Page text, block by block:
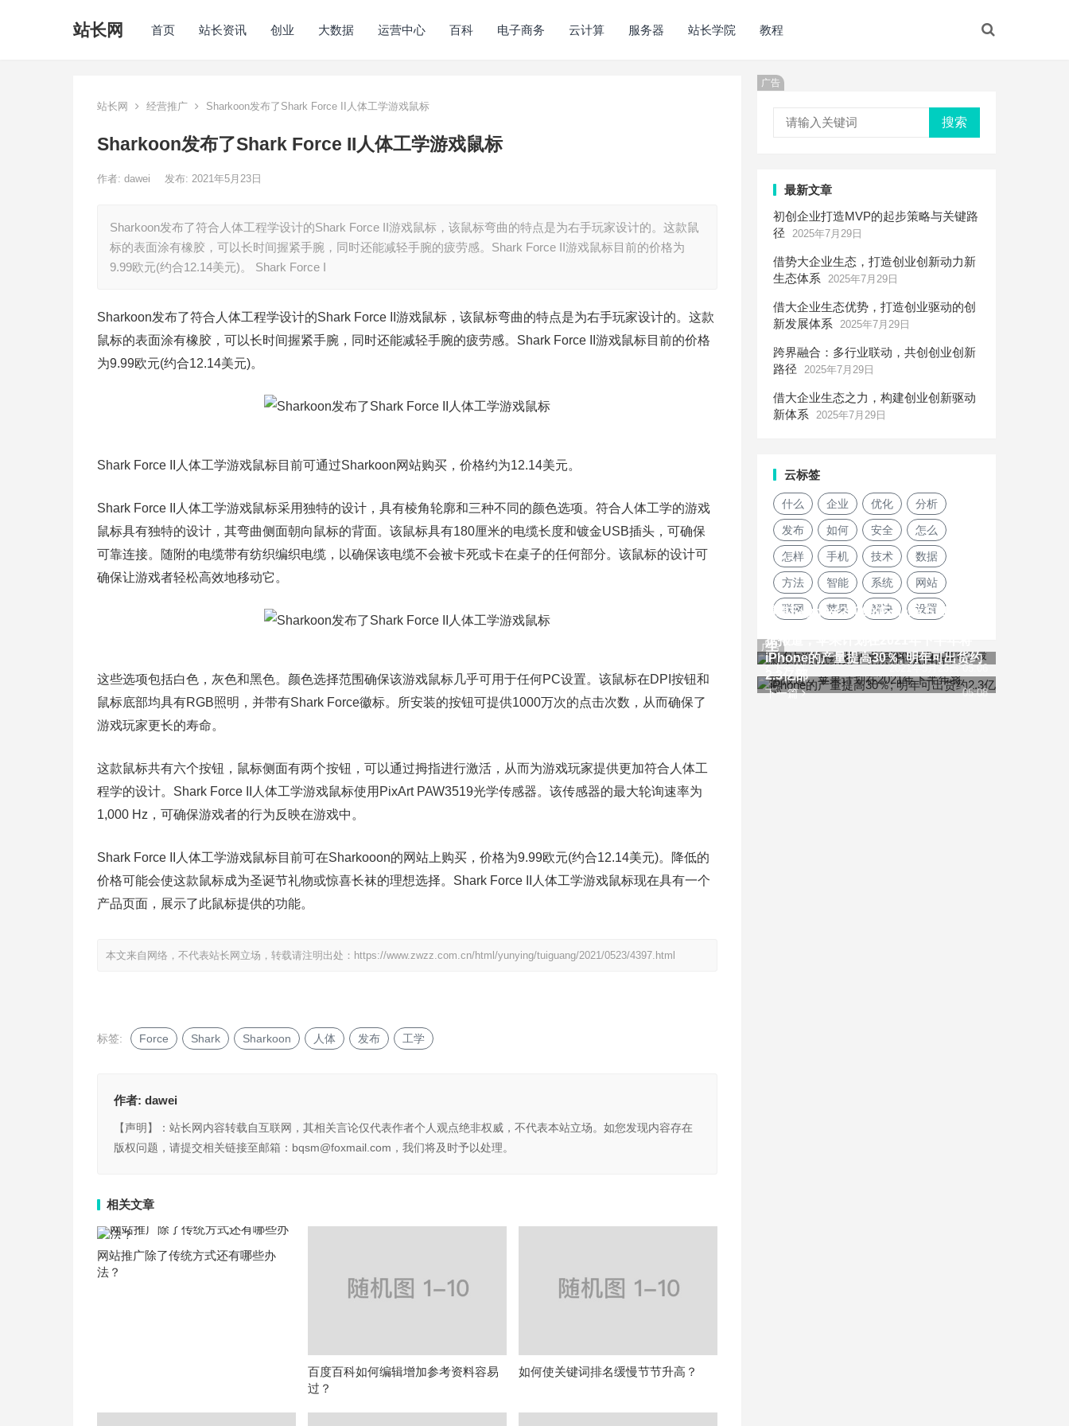
站长网 首页 站长资讯 创业 大数据 运营中心 百科 电子商务 云计算 服务器 站长学院 教程
站长网 经营推广 Sharkoon发布了Shark Force II人体工学游戏鼠标
Sharkoon发布了Shark Force II人体工学游戏鼠标
作者: dawei 发布: 2021年5月23日
Sharkoon发布了符合人体工程学设计的Shark Force II游戏鼠标，该鼠标弯曲的特点是为右手玩家设计的。这款鼠
标的表面涂有橡胶，可以长时间握紧手腕，同时还能减轻手腕的疲劳感。Shark Force II游戏鼠标目前的价格为
9.99欧元(约合12.14美元)。 Shark Force I
Sharkoon发布了符合人体工程学设计的Shark Force II游戏鼠标，该鼠标弯曲的特点是为右手玩家设计的。这款
鼠标的表面涂有橡胶，可以长时间握紧手腕，同时还能减轻手腕的疲劳感。Shark Force II游戏鼠标目前的价格
为9.99欧元(约合12.14美元)。
Shark Force II人体工学游戏鼠标目前可通过Sharkoon网站购买，价格约为12.14美元。
Shark Force II人体工学游戏鼠标采用独特的设计，具有棱角轮廓和三种不同的颜色选项。符合人体工学的游戏
鼠标具有独特的设计，其弯曲侧面朝向鼠标的背面。该鼠标具有180厘米的电缆长度和镀金USB插头，可确保
可靠连接。随附的电缆带有纺织编织电缆，以确保该电缆不会被卡死或卡在桌子的任何部分。该鼠标的设计可
确保让游戏者轻松高效地移动它。
这些选项包括白色，灰色和黑色。颜色选择范围确保该游戏鼠标几乎可用于任何PC设置。该鼠标在DPI按钮和
鼠标底部均具有RGB照明，并带有Shark Force徽标。所安装的按钮可提供1000万次的点击次数，从而确保了
游戏玩家更长的寿命。
这款鼠标共有六个按钮，鼠标侧面有两个按钮，可以通过拇指进行激活，从而为游戏玩家提供更加符合人体工
程学的设计。Shark Force II人体工学游戏鼠标使用PixArt PAW3519光学传感器。该传感器的最大轮询速率为
1,000 Hz，可确保游戏者的行为反映在游戏中。
Shark Force II人体工学游戏鼠标目前可在Sharkooon的网站上购买，价格为9.99欧元(约合12.14美元)。降低的
价格可能会使这款鼠标成为圣诞节礼物或惊喜长袜的理想选择。Shark Force II人体工学游戏鼠标现在具有一个
产品页面，展示了此鼠标提供的功能。
本文来自网络，不代表站长网立场，转载请注明出处： https://www.zwzz.com.cn/html/yunying/tuiguang/2021/0523/4397.html
标签: Force Shark Sharkoon 人体 发布 工学
作者: dawei
【声明】：站长网内容转载自互联网，其相关言论仅代表作者个人观点绝非权威，不代表本站立场。如您发现内容存在
版权问题，请提交相关链接至邮箱：bqsm@foxmail.com，我们将及时予以处理。
相关文章
网站推广除了传统方式还有哪些办
法？
百度百科如何编辑增加参考资料容易
过？
如何使关键词排名缓慢节节升高？
广告
搜索
最新文章
初创企业打造MVP的起步策略与关键路
径
2025年7月29日
借势大企业生态，打造创业创新动力新
生态体系
2025年7月29日
借大企业生态优势，打造创业驱动的创
新发展体系
2025年7月29日
跨界融合：多行业联动，共创创业创新
路径
2025年7月29日
借大企业生态之力，构建创业创新驱动
新体系
2025年7月29日
云标签
什么 企业 优化 分析
发布 如何 安全 怎么
怎样 手机 技术 数据
方法 智能 系统 网站
联网 苹果 解决 设置
广告
上一篇
具有Exynos 2100的Galaxy S21 Ultra
生
2021年5月23日 05:06
下一篇
据报道，苹果计划在2021年下半年将
iPhone的产量提高30％; 明年可出货约
2.3亿部
05:08